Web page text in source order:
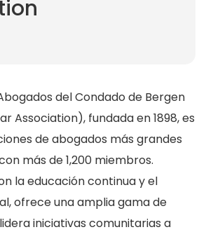
del Condado de Bergen
Association), fundada en 1898, es
de abogados más grandes
más de 1,200 miembros.
la educación continua y el
ofrece una amplia gama de
iniciativas comunitarias a